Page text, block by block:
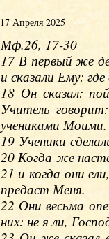
17 Апреля 2025
Мф.26, 17-30
17 В первый же
и сказали Ему:
18 Он сказал:
Учитель
учениками Моими.
19 Ученики
20 Когда же
21 и когда они
предаст Меня.
22 Они весьма
них: не я ли,